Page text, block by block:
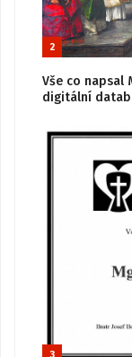
2
Vše co napsal
digitální
3